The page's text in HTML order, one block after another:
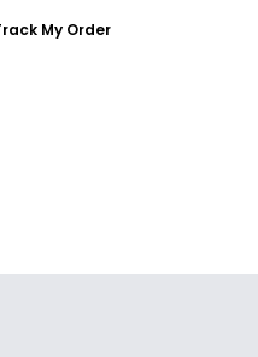
My Order